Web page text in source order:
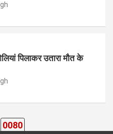
पिलाकर उतारा मौत के
0080